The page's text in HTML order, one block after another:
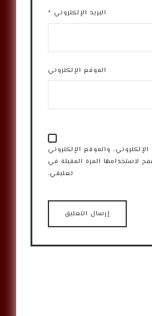
البريد الإلكتروني *
الموقع الإلكتروني
والموقع الإلكتروني
لاستخدامها المرة المقبلة في
تعليقي.